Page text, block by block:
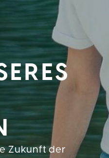
Zukunft der